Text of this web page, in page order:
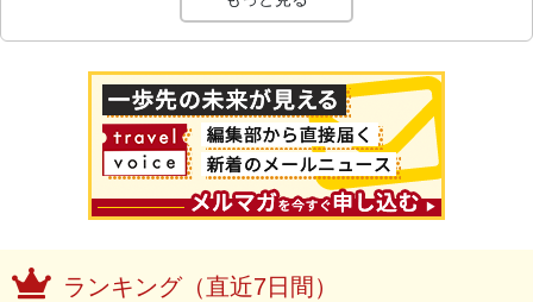
ランキング（直近7日間）